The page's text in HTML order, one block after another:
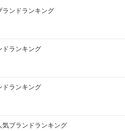
ランドランキング
ドランキング
ドランキング
気ブランドランキング